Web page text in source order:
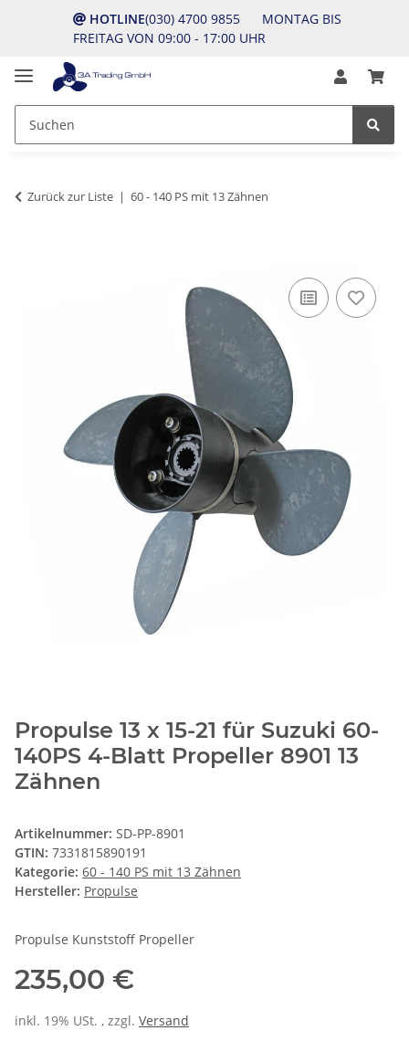
HOTLINE(030) 4700 9855 MONTAG BIS
FREITAG VON 09:00 - 17:00 UHR
Zurück zur Liste 60 - 140 PS mit 13 Zähnen
Propulse 13 x 15-21 für Suzuki 60-
140PS 4-Blatt Propeller 8901 13
Zähnen
Artikelnummer: SD-PP-8901
GTIN: 7331815890191
Kategorie: 60 - 140 PS mit 13 Zähnen
Hersteller: Propulse
Propulse Kunststoff Propeller
235,00 €
inkl. 19% USt. , zzgl. Versand